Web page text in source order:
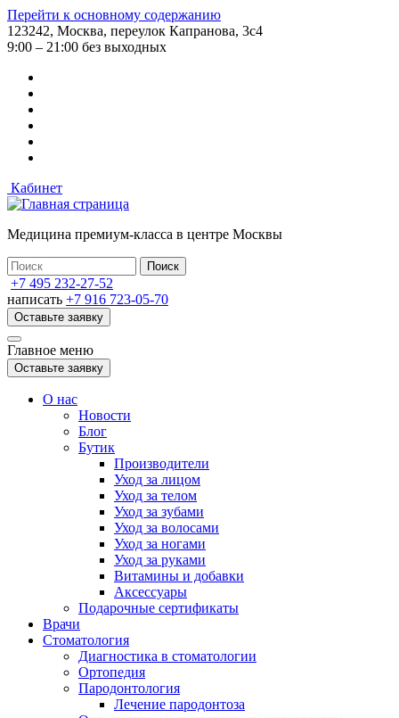
Перейти к основному содержанию
123242, Москва, переулок Капранова, 3с4
9:00 – 21:00 без выходных
Кабинет
Медицина премиум-класса в центре Москвы
+7 495 232-27-52
написать +7 916 723-05-70
Оставьте заявку
Главное меню
Оставьте заявку
О нас
Новости
Блог
Бутик
Производители
Уход за лицом
Уход за телом
Уход за зубами
Уход за волосами
Уход за ногами
Уход за руками
Витамины и добавки
Аксессуары
Подарочные сертификаты
Врачи
Стоматология
Диагностика в стоматологии
Ортопедия
Пародонтология
Лечение пародонтоза